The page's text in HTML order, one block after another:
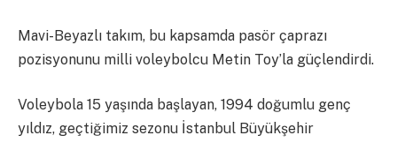
Mavi-Beyazlı takım, bu kapsamda pasör çaprazı
pozisyonunu milli voleybolcu Metin Toy’la güçlendirdi.
Voleybola 15 yaşında başlayan, 1994 doğumlu genç
yıldız, geçtiğimiz sezonu İstanbul Büyükşehir